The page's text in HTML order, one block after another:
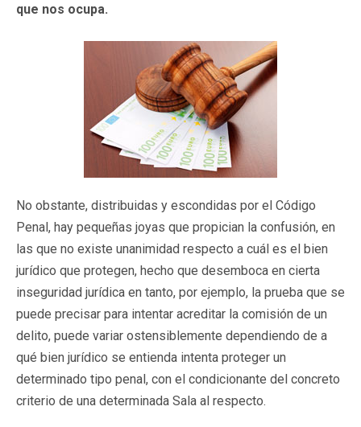
que nos ocupa.
No obstante, distribuidas y escondidas por el Código
Penal, hay pequeñas joyas que propician la confusión, en
las que no existe unanimidad respecto a cuál es el bien
jurídico que protegen, hecho que desemboca en cierta
inseguridad jurídica en tanto, por ejemplo, la prueba que se
puede precisar para intentar acreditar la comisión de un
delito, puede variar ostensiblemente dependiendo de a
qué bien jurídico se entienda intenta proteger un
determinado tipo penal, con el condicionante del concreto
criterio de una determinada Sala al respecto.